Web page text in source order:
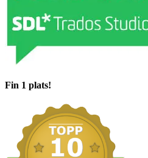
Fin 1 plats!